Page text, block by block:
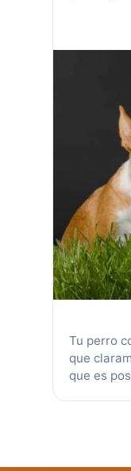
Tu perro
que
que es